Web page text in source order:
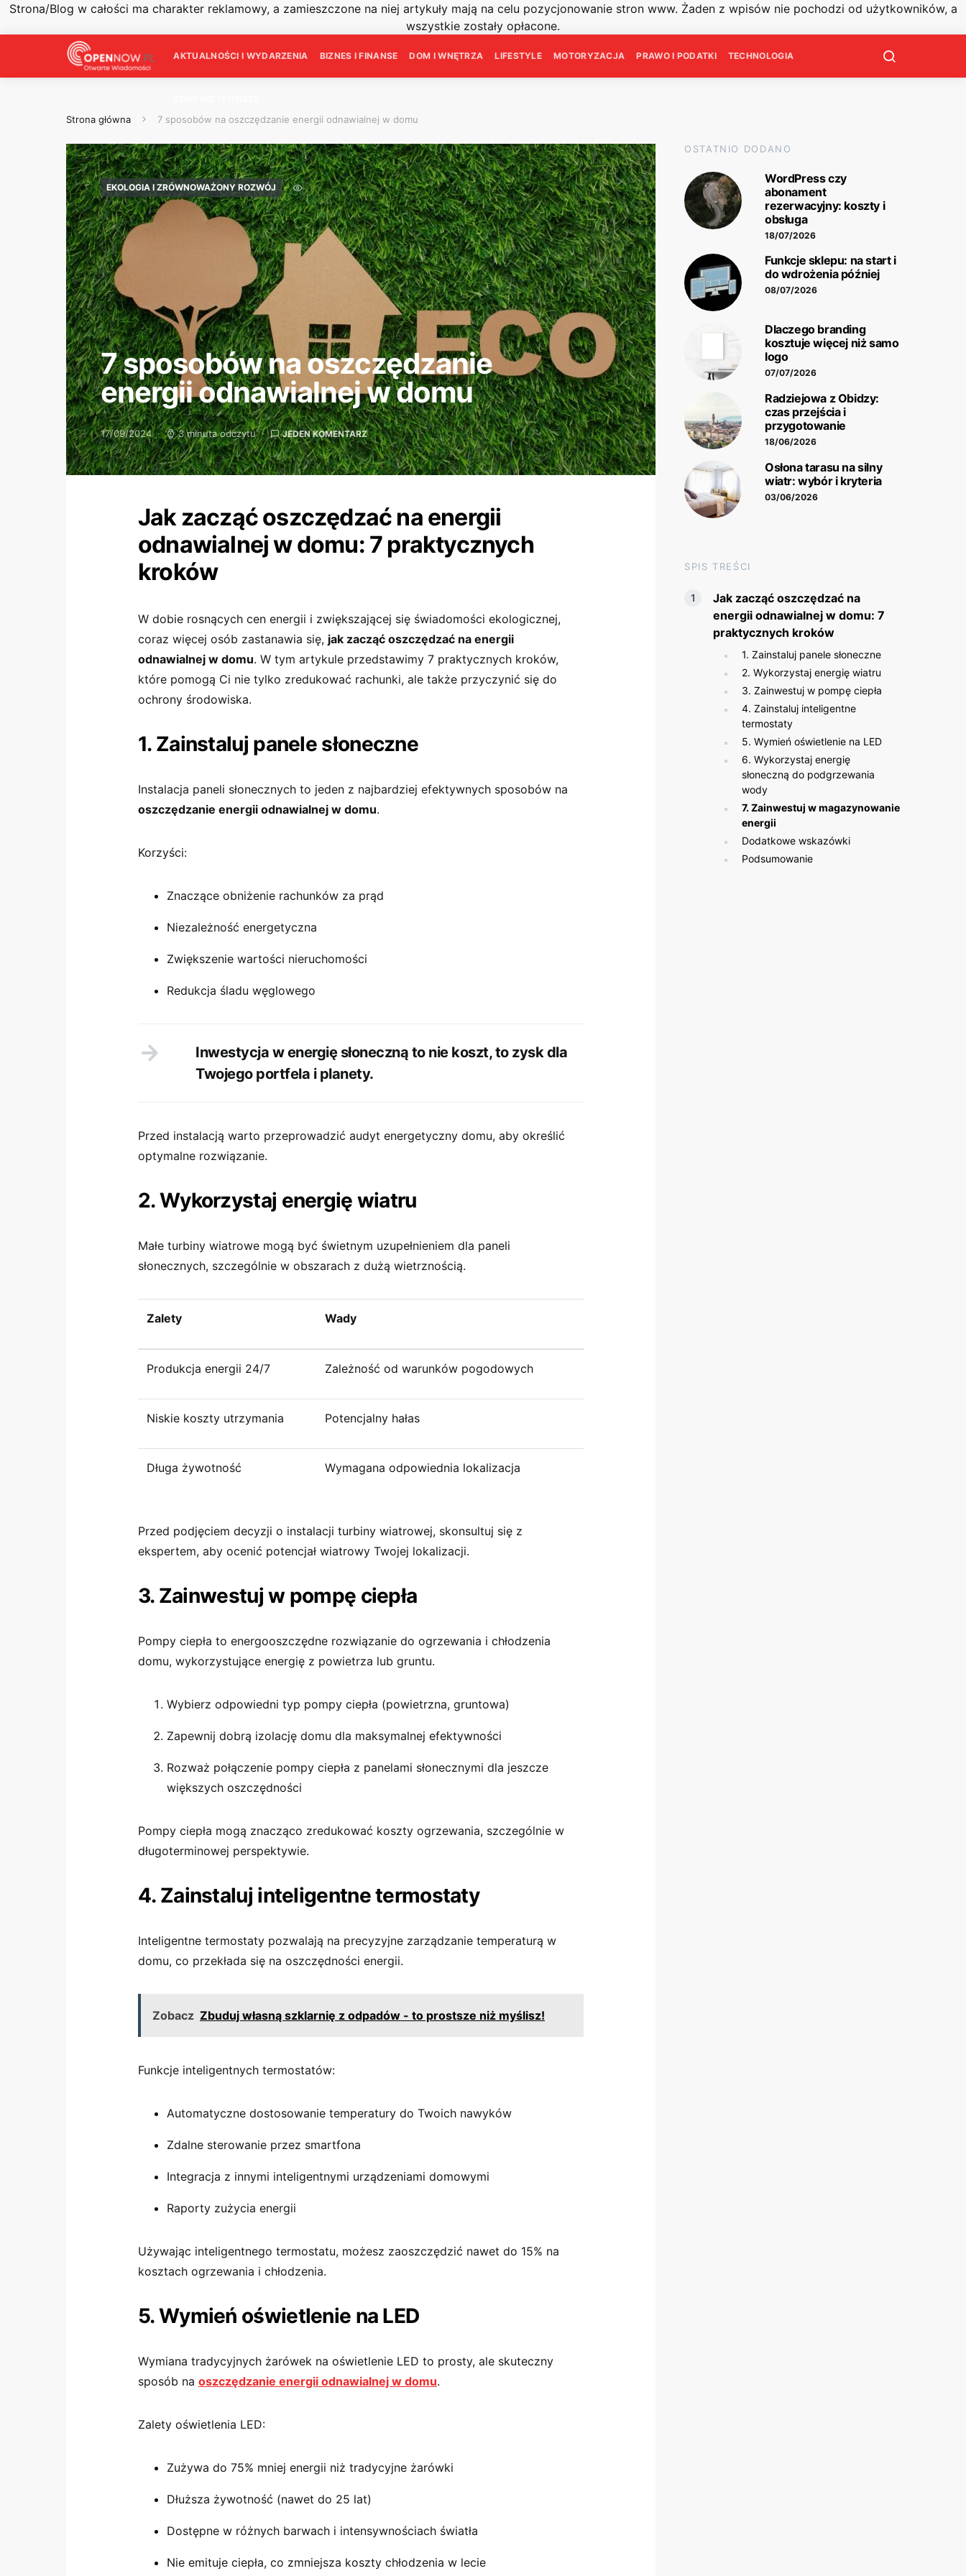
Strona/Blog w całości ma charakter reklamowy, a zamieszczone na niej artykuły mają na celu pozycjonowanie stron www. Żaden z wpisów nie pochodzi od użytkowników, a
wszystkie zostały opłacone.
AKTUALNOŚCI I WYDARZENIA BIZNES I FINANSE DOM I WNĘTRZA LIFESTYLE MOTORYZACJA PRAWO I PODATKI TECHNOLOGIA
Strona główna 7 sposobów na oszczędzanie energii odnawialnej w domu
EKOLOGIA I ZRÓWNOWAŻONY ROZWÓJ
7 sposobów na oszczędzanie
energii odnawialnej w domu
17/09/2024 3 minuta odczytu JEDEN KOMENTARZ
Jak zacząć oszczędzać na energii
odnawialnej w domu: 7 praktycznych
kroków
W dobie rosnących cen energii i zwiększającej się świadomości ekologicznej,
coraz więcej osób zastanawia się, jak zacząć oszczędzać na energii
odnawialnej w domu. W tym artykule przedstawimy 7 praktycznych kroków,
które pomogą Ci nie tylko zredukować rachunki, ale także przyczynić się do
ochrony środowiska.
1. Zainstaluj panele słoneczne
Instalacja paneli słonecznych to jeden z najbardziej efektywnych sposobów na
oszczędzanie energii odnawialnej w domu.
Korzyści:
Znaczące obniżenie rachunków za prąd
Niezależność energetyczna
Zwiększenie wartości nieruchomości
Redukcja śladu węglowego
Inwestycja w energię słoneczną to nie koszt, to zysk dla
Twojego portfela i planety.
Przed instalacją warto przeprowadzić audyt energetyczny domu, aby określić
optymalne rozwiązanie.
2. Wykorzystaj energię wiatru
Małe turbiny wiatrowe mogą być świetnym uzupełnieniem dla paneli
słonecznych, szczególnie w obszarach z dużą wietrznością.
Zalety Wady
Produkcja energii 24/7 Zależność od warunków pogodowych
Niskie koszty utrzymania Potencjalny hałas
Długa żywotność Wymagana odpowiednia lokalizacja
Przed podjęciem decyzji o instalacji turbiny wiatrowej, skonsultuj się z
ekspertem, aby ocenić potencjał wiatrowy Twojej lokalizacji.
3. Zainwestuj w pompę ciepła
Pompy ciepła to energooszczędne rozwiązanie do ogrzewania i chłodzenia
domu, wykorzystujące energię z powietrza lub gruntu.
Wybierz odpowiedni typ pompy ciepła (powietrzna, gruntowa)
Zapewnij dobrą izolację domu dla maksymalnej efektywności
Rozważ połączenie pompy ciepła z panelami słonecznymi dla jeszcze
większych oszczędności
Pompy ciepła mogą znacząco zredukować koszty ogrzewania, szczególnie w
długoterminowej perspektywie.
4. Zainstaluj inteligentne termostaty
Inteligentne termostaty pozwalają na precyzyjne zarządzanie temperaturą w
domu, co przekłada się na oszczędności energii.
Zobacz Zbuduj własną szklarnię z odpadów - to prostsze niż myślisz!
Funkcje inteligentnych termostatów:
Automatyczne dostosowanie temperatury do Twoich nawyków
Zdalne sterowanie przez smartfona
Integracja z innymi inteligentnymi urządzeniami domowymi
Raporty zużycia energii
Używając inteligentnego termostatu, możesz zaoszczędzić nawet do 15% na
kosztach ogrzewania i chłodzenia.
5. Wymień oświetlenie na LED
Wymiana tradycyjnych żarówek na oświetlenie LED to prosty, ale skuteczny
sposób na oszczędzanie energii odnawialnej w domu.
Zalety oświetlenia LED:
Zużywa do 75% mniej energii niż tradycyjne żarówki
Dłuższa żywotność (nawet do 25 lat)
Dostępne w różnych barwach i intensywnościach światła
Nie emituje ciepła, co zmniejsza koszty chłodzenia w lecie
OSTATNIO DODANO
WordPress czy
abonament
rezerwacyjny: koszty i
obsługa
18/07/2026
Funkcje sklepu: na start i
do wdrożenia później
08/07/2026
Dlaczego branding
kosztuje więcej niż samo
logo
07/07/2026
Radziejowa z Obidzy:
czas przejścia i
przygotowanie
18/06/2026
Osłona tarasu na silny
wiatr: wybór i kryteria
03/06/2026
SPIS TREŚCI
Jak zacząć oszczędzać na
energii odnawialnej w domu: 7
praktycznych kroków
1. Zainstaluj panele słoneczne
2. Wykorzystaj energię wiatru
3. Zainwestuj w pompę ciepła
4. Zainstaluj inteligentne
termostaty
5. Wymień oświetlenie na LED
6. Wykorzystaj energię
słoneczną do podgrzewania
wody
7. Zainwestuj w magazynowanie
energii
Dodatkowe wskazówki
Podsumowanie